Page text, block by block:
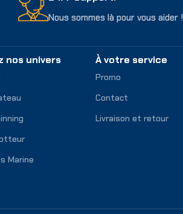
Nous sommes là pour vous aider !
nos univers
Marine
À votre service
Promo
Contact
Livraison et retour